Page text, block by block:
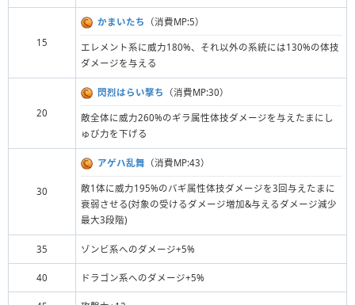
15
かまいたち （消費MP:5）
エレメント系に威力180%、それ以外の系統には130%の体技
ダメージを与える
20
閃烈はらい撃ち （消費MP:30）
敵全体に威力260%のギラ属性体技ダメージを与えたまにし
ゅび力を下げる
30
アゲハ乱舞 （消費MP:43）
敵1体に威力195%のバギ属性体技ダメージを3回与えたまに
衰弱させる(対象の受けるダメージ増加&与えるダメージ減少
最大3段階)
35 ゾンビ系へのダメージ+5%
40 ドラゴン系へのダメージ+5%